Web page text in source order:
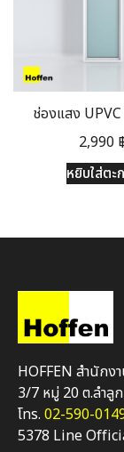
ช่องแสง
2,990
หยิบใส่ตะ
HOFFEN สำนักง
3/7 หมู่ 20 ต.ลำลู
โทร. 02-590-
5378 Line